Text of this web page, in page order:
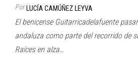
Por LUCÍA CAMÚÑEZ LEYVA
El benicense Guitarricadelafuente
andaluza como parte del recorrido de
Raíces en alza…